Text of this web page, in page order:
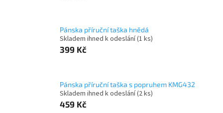
Pánska příruční taška hnědá
Skladem ihned k odeslání(1 ks)
399 Kč
Pánska příruční taška s popruhem KMG432
Skladem ihned k odeslání(2 ks)
459 Kč